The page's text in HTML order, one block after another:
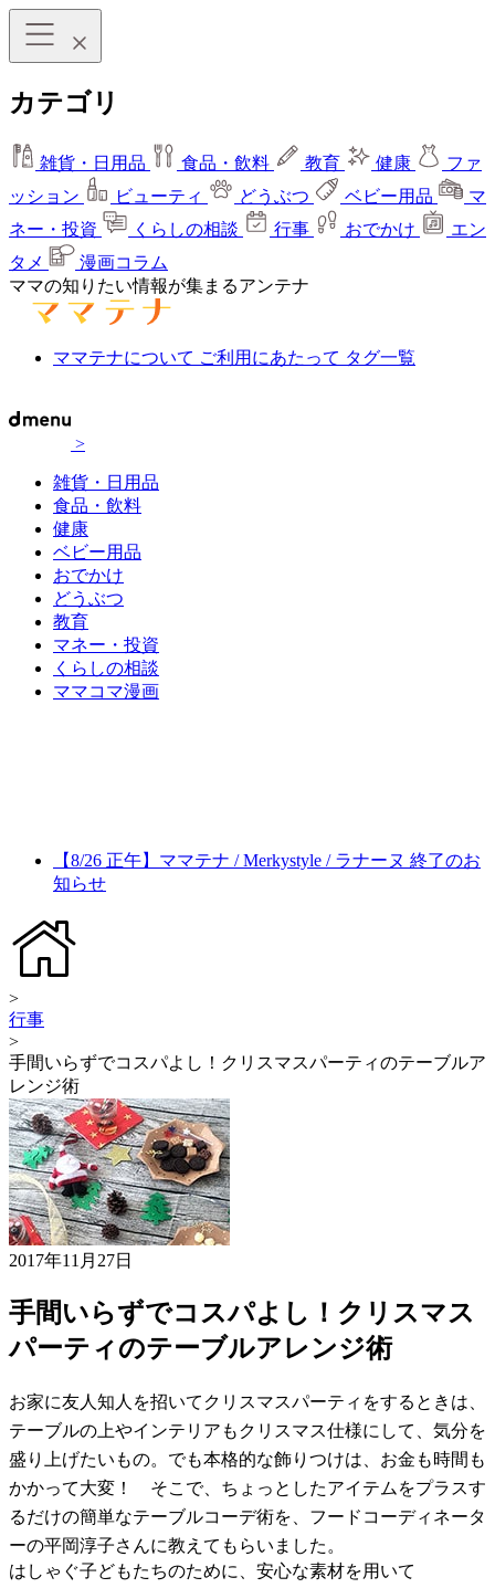
カテゴリ
雑貨・日用品 食品・飲料 教育 健康
ファ
ッション
ビューティ どうぶつ ベビー用品
マ
ネー・投資
くらしの相談 行事 おでかけ
エン
タメ
漫画コラム
ママの知りたい情報が集まるアンテナ
ママテナについて ご利用にあたって タグ一覧
>
雑貨・日用品
食品・飲料
健康
ベビー用品
おでかけ
どうぶつ
教育
マネー・投資
くらしの相談
ママコマ漫画
【8/26 正午】ママテナ / Merkystyle / ラナーヌ 終了のお
知らせ
>
行事
>
手間いらずでコスパよし！クリスマスパーティのテーブルア
レンジ術
2017年11月27日
手間いらずでコスパよし！クリスマス
パーティのテーブルアレンジ術
お家に友人知人を招いてクリスマスパーティをするときは、
テーブルの上やインテリアもクリスマス仕様にして、気分を
盛り上げたいもの。でも本格的な飾りつけは、お金も時間も
かかって大変！ そこで、ちょっとしたアイテムをプラスす
るだけの簡単なテーブルコーデ術を、フードコーディネータ
ーの平岡淳子さんに教えてもらいました。
はしゃぐ子どもたちのために、安心な素材を用いて